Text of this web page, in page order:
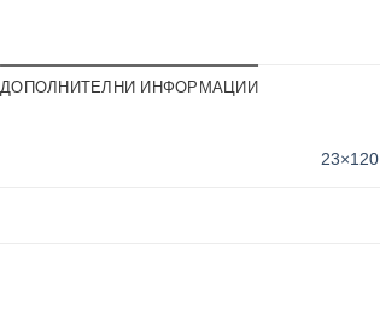
ДОПОЛНИТЕЛНИ ИНФОРМАЦИИ
23×120